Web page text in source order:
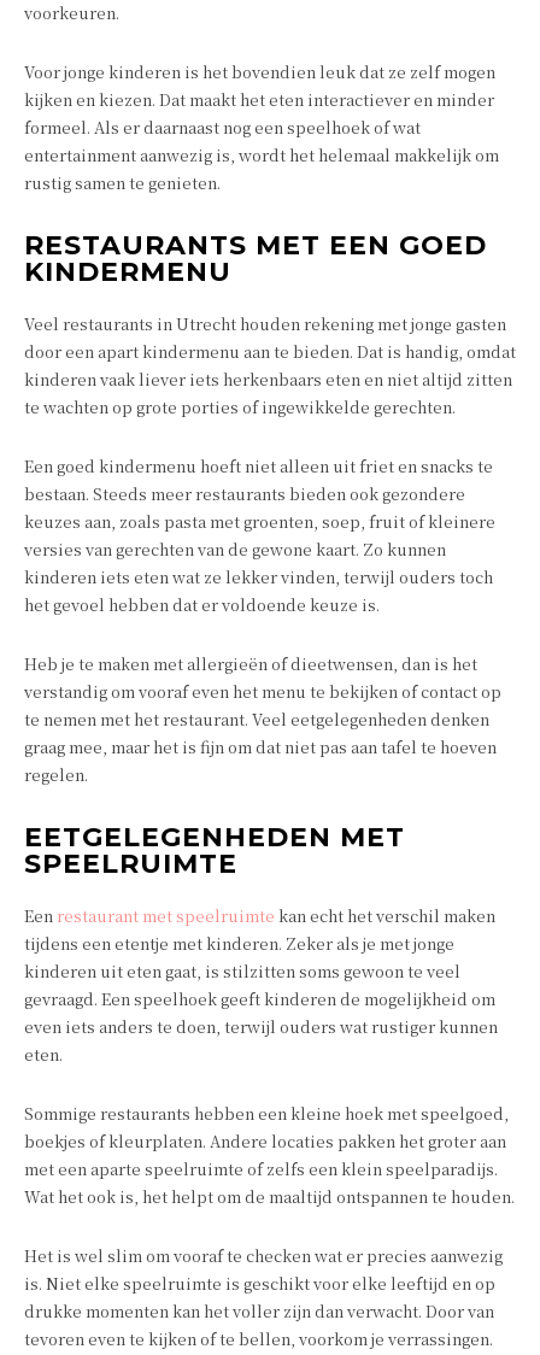
voorkeuren.
Voor jonge kinderen is het bovendien leuk dat ze zelf mogen
kijken en kiezen. Dat maakt het eten interactiever en minder
formeel. Als er daarnaast nog een speelhoek of wat
entertainment aanwezig is, wordt het helemaal makkelijk om
rustig samen te genieten.
RESTAURANTS MET EEN GOED
KINDERMENU
Veel restaurants in Utrecht houden rekening met jonge gasten
door een apart kindermenu aan te bieden. Dat is handig, omdat
kinderen vaak liever iets herkenbaars eten en niet altijd zitten
te wachten op grote porties of ingewikkelde gerechten.
Een goed kindermenu hoeft niet alleen uit friet en snacks te
bestaan. Steeds meer restaurants bieden ook gezondere
keuzes aan, zoals pasta met groenten, soep, fruit of kleinere
versies van gerechten van de gewone kaart. Zo kunnen
kinderen iets eten wat ze lekker vinden, terwijl ouders toch
het gevoel hebben dat er voldoende keuze is.
Heb je te maken met allergieën of dieetwensen, dan is het
verstandig om vooraf even het menu te bekijken of contact op
te nemen met het restaurant. Veel eetgelegenheden denken
graag mee, maar het is fijn om dat niet pas aan tafel te hoeven
regelen.
EETGELEGENHEDEN MET
SPEELRUIMTE
Een restaurant met speelruimte kan echt het verschil maken
tijdens een etentje met kinderen. Zeker als je met jonge
kinderen uit eten gaat, is stilzitten soms gewoon te veel
gevraagd. Een speelhoek geeft kinderen de mogelijkheid om
even iets anders te doen, terwijl ouders wat rustiger kunnen
eten.
Sommige restaurants hebben een kleine hoek met speelgoed,
boekjes of kleurplaten. Andere locaties pakken het groter aan
met een aparte speelruimte of zelfs een klein speelparadijs.
Wat het ook is, het helpt om de maaltijd ontspannen te houden.
Het is wel slim om vooraf te checken wat er precies aanwezig
is. Niet elke speelruimte is geschikt voor elke leeftijd en op
drukke momenten kan het voller zijn dan verwacht. Door van
tevoren even te kijken of te bellen, voorkom je verrassingen.